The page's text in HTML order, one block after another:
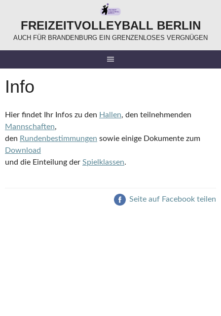
FREIZEITVOLLEYBALL BERLIN
AUCH FÜR BRANDENBURG EIN GRENZENLOSES VERGNÜGEN
Info
Hier findet Ihr Infos zu den Hallen, den teilnehmenden
Mannschaften,
den Rundenbestimmungen sowie einige Dokumente zum
Download
und die Einteilung der Spielklassen.
Seite auf Facebook teilen